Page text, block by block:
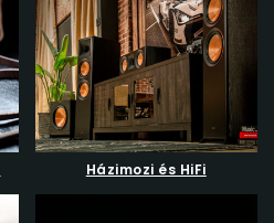
Házimozi és HiFi